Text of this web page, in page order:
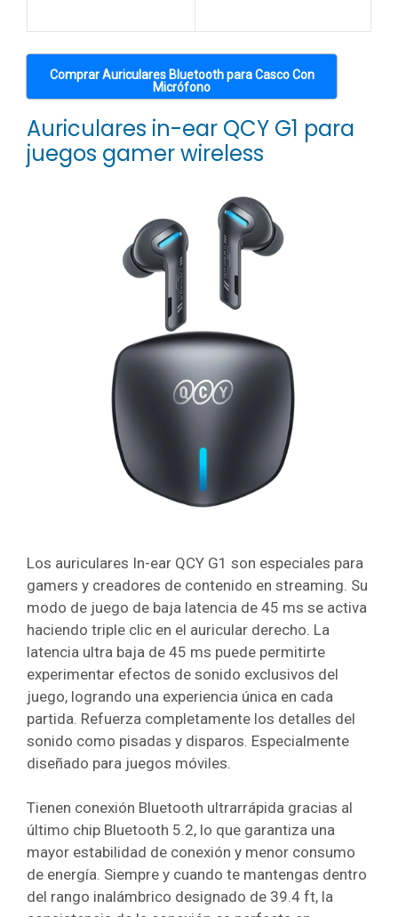
Comprar Auriculares Bluetooth para Casco Con
Micrófono
Auriculares in-ear QCY G1 para
juegos gamer wireless
Los auriculares In-ear QCY G1 son especiales para
gamers y creadores de contenido en streaming. Su
modo de juego de baja latencia de 45 ms se activa
haciendo triple clic en el auricular derecho. La
latencia ultra baja de 45 ms puede permitirte
experimentar efectos de sonido exclusivos del
juego, logrando una experiencia única en cada
partida. Refuerza completamente los detalles del
sonido como pisadas y disparos. Especialmente
diseñado para juegos móviles.
Tienen conexión Bluetooth ultrarrápida gracias al
último chip Bluetooth 5.2, lo que garantiza una
mayor estabilidad de conexión y menor consumo
de energía. Siempre y cuando te mantengas dentro
del rango inalámbrico designado de 39.4 ft, la